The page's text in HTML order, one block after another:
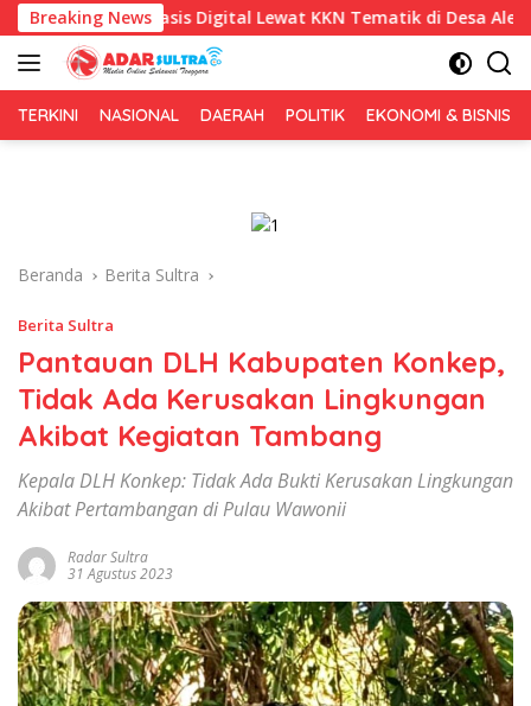
Langsung
ke
konten
Breaking News
Digital Lewat KKN Tematik di Desa Alebo Imigrasi
TERKINI NASIONAL DAERAH POLITIK EKONOMI & BISNIS
Beranda Berita Sultra
Berita Sultra
Pantauan DLH Kabupaten Konkep,
Tidak Ada Kerusakan Lingkungan
Akibat Kegiatan Tambang
Kepala DLH Konkep: Tidak Ada Bukti Kerusakan Lingkungan
Akibat Pertambangan di Pulau Wawonii
Radar Sultra
31 Agustus 2023